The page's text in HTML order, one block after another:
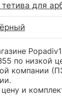
для
по
компании
и